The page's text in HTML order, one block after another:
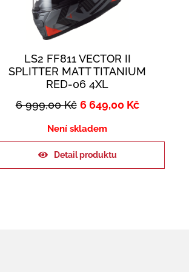
LS2 FF811 VECTOR II
SPLITTER MATT TITANIUM
RED-06 4XL
6 999,00Kč 6 649,00 Kč
Není skladem
Detail produktu